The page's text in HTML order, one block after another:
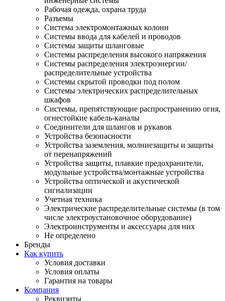
Рабочая одежда, охрана труда
Разъемы
Система электромонтажных колонн
Системы ввода для кабелей и проводов
Системы защиты шланговые
Системы распределения высокого напряжения
Системы распределения электроэнергии/
распределительные устройства
Системы скрытой проводки под полом
Системы электрических распределительных
шкафов
Системы, препятствующие распространению огня,
огнестойкие кабель-каналы
Соединители для шлангов и рукавов
Устройства безопасности
Устройства заземления, молниезащиты и защиты
от перенапряжений
Устройства защиты, плавкие предохранители,
модульные устройства/монтажные устройства
Устройства оптической и акустической
сигнализации
Учетная техника
Электрические распределительные системы (в том
числе электроустановочное оборудование)
Электроинструменты и аксессуары для них
Не определено
Бренды
Как купить
Условия доставки
Условия оплаты
Гарантия на товары
Компания
Реквизиты